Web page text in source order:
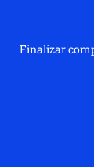
Finalizar